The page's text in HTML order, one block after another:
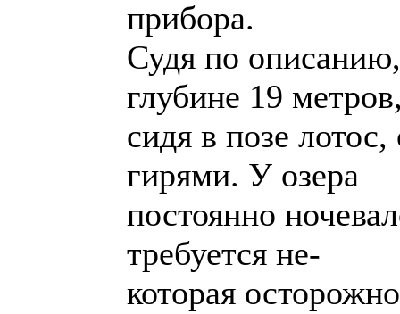
прибора.
Судя по
глубине 19
сидя в позе
гирями. У озера
постоянно
требуется не-
которая